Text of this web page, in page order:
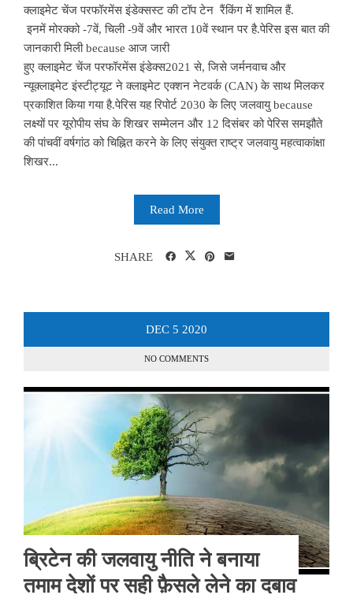
क्लाइमेट चेंज परफॉरमेंस इंडेक्सस्ट की टॉप टेन रैंकिंग में शामिल हैं.
इनमें मोरक्को -7वें, चिली -9वें और भारत 10वें स्थान पर है.पेरिस इस बात की
जानकारी मिली because आज जारी
हुए क्लाइमेट चेंज परफॉरमेंस इंडेक्स2021 से, जिसे जर्मनवाच और
न्यूक्लाइमेट इंस्टीट्यूट ने क्लाइमेट एक्शन नेटवर्क (CAN) के साथ मिलकर
प्रकाशित किया गया है.पेरिस यह रिपोर्ट 2030 के लिए जलवायु because
लक्ष्यों पर यूरोपीय संघ के शिखर सम्मेलन और 12 दिसंबर को पेरिस समझौते
की पांचवीं वर्षगांठ को चिह्नित करने के लिए संयुक्त राष्ट्र जलवायु महत्वाकांक्षा
शिखर...
Read More
SHARE
DEC 5 2020
NO COMMENTS
ब्रिटेन की जलवायु नीति ने बनाया
तमाम देशों पर सही फ़ैसले लेने का दबाव